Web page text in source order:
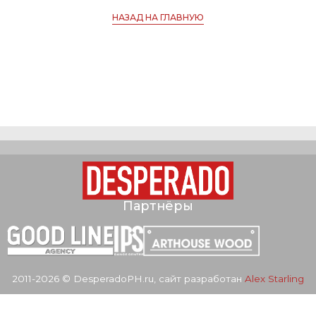
НАЗАД НА ГЛАВНУЮ
Партнёры
2011-2026 © DesperadoPH.ru, сайт разработан Alex Starling